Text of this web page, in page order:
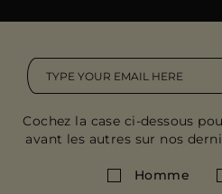
Cochez la case ci-dessous
avant les autres sur nos
Homme